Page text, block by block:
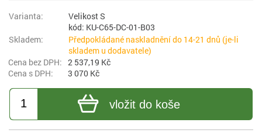
Velikost S
kód: KU-C65-DC-01-B03
Předpokládané naskladnění do 14-21 dnů (je-li
skladem u dodavatele)
2 537,19 Kč
3 070 Kč
vložit do koše